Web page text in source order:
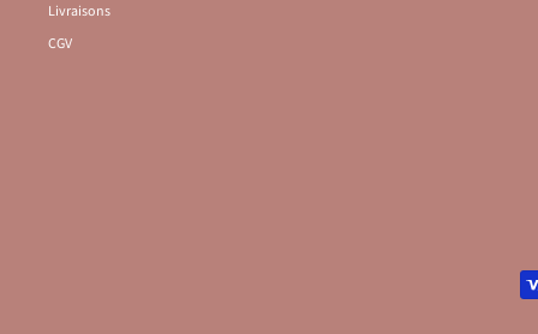
Livraisons
CGV
Les